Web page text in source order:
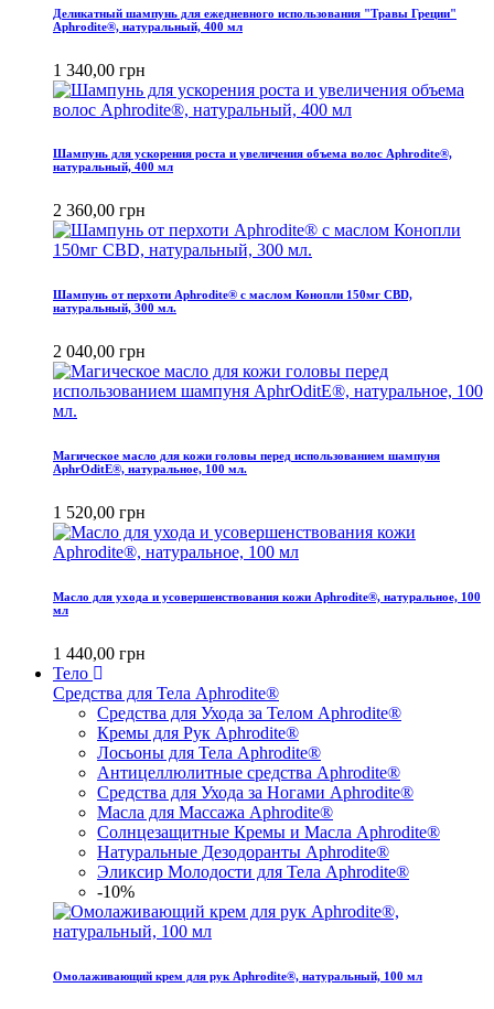
Деликатный шампунь для ежедневного использования "Травы Греции"
Aphrodite®, натуральный, 400 мл
1 340,00 грн
Шампунь для ускорения роста и увеличения объема волос Aphrodite®,
натуральный, 400 мл
2 360,00 грн
Шампунь от перхоти Aphrodite® с маслом Конопли 150мг CBD,
натуральный, 300 мл.
2 040,00 грн
Магическое масло для кожи головы перед использованием шампуня
AphrOditE®, натуральное, 100 мл.
1 520,00 грн
Масло для ухода и усовершенствования кожи Aphrodite®, натуральное, 100
мл
1 440,00 грн
Тело
Средства для Тела Aphrodite®
Средства для Ухода за Телом Aphrodite®
Кремы для Рук Aphrodite®
Лосьоны для Тела Aphrodite®
Антицеллюлитные средства Aphrodite®
Средства для Ухода за Ногами Aphrodite®
Масла для Массажа Aphrodite®
Солнцезащитные Кремы и Масла Aphrodite®
Натуральные Дезодоранты Aphrodite®
Эликсир Молодости для Тела Aphrodite®
-10%
Омолаживающий крем для рук Aphrodite®, натуральный, 100 мл